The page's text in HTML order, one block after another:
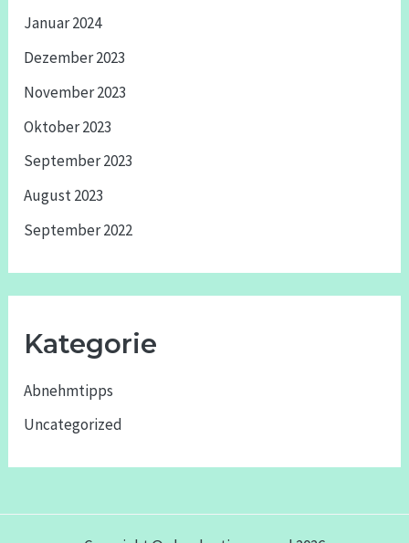
Januar 2024
Dezember 2023
November 2023
Oktober 2023
September 2023
August 2023
September 2022
Kategorie
Abnehmtipps
Uncategorized